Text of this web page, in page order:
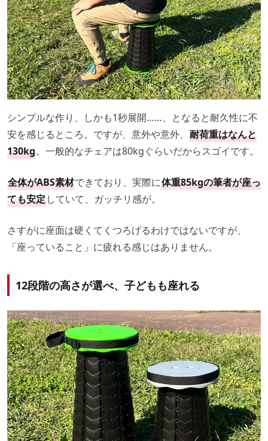
シンプルな作り、しかも1秒展開……、となると耐久性に不
安を感じるところ。ですが、意外や意外、 耐荷重はなんと
130kg。一般的なチェアは80kgぐらいだからスゴイです。
全体がABS素材できており、実際に体重85kgの筆者が座っ
ても安定していて、ガッチリ感が。
さすがに座面は硬くてくつろげるわけではないですが、
「座っていること」に疲れる感じはありません。
12段階の高さが選べ、子どもも座れる